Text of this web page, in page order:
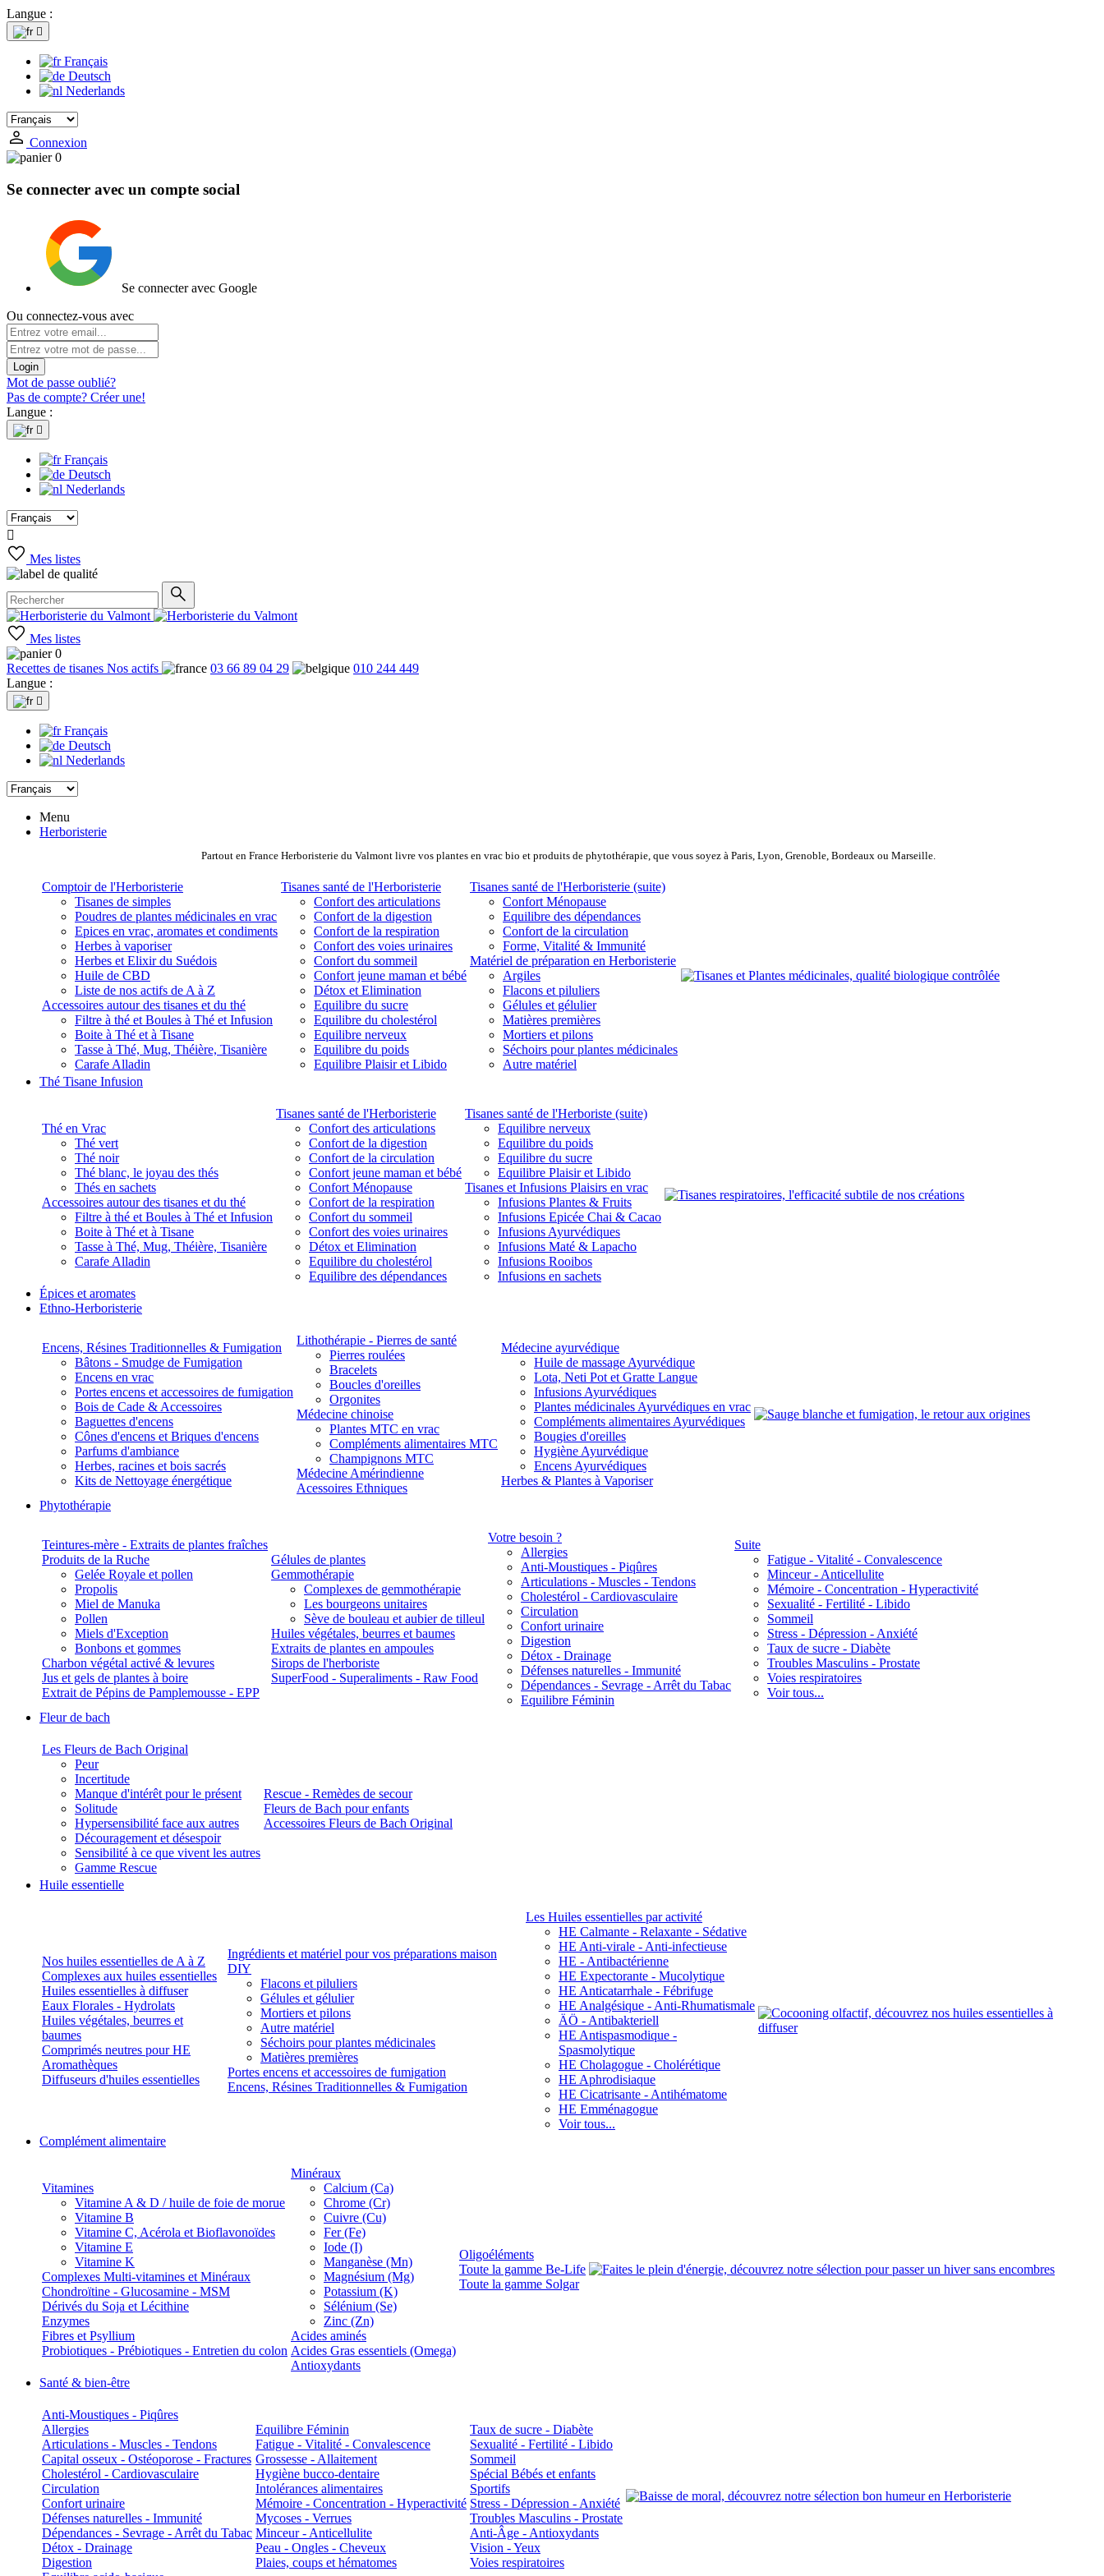
Langue :

Français
Deutsch
Nederlands
Connexion
0
Se connecter avec un compte social
Se connecter avec Google
Ou connectez-vous avec
Login
Mot de passe oublié?
Pas de compte? Créer une!
Langue :

Français
Deutsch
Nederlands

Mes listes
Mes listes
0
Recettes de tisanes Nos actifs 03 66 89 04 29
010 244 449
Langue :

Français
Deutsch
Nederlands
Menu
Herboristerie
Partout en France Herboristerie du Valmont livre vos plantes en vrac bio et produits de phytothérapie, que vous soyez à Paris, Lyon, Grenoble, Bordeaux ou Marseille.
Comptoir de l'Herboristerie
Tisanes de simples
Poudres de plantes médicinales en vrac
Epices en vrac, aromates et condiments
Herbes à vaporiser
Herbes et Elixir du Suédois
Huile de CBD
Liste de nos actifs de A à Z
Accessoires autour des tisanes et du thé
Filtre à thé et Boules à Thé et Infusion
Boite à Thé et à Tisane
Tasse à Thé, Mug, Théière, Tisanière
Carafe Alladin
Tisanes santé de l'Herboristerie
Confort des articulations
Confort de la digestion
Confort de la respiration
Confort des voies urinaires
Confort du sommeil
Confort jeune maman et bébé
Détox et Elimination
Equilibre du sucre
Equilibre du cholestérol
Equilibre nerveux
Equilibre du poids
Equilibre Plaisir et Libido
Tisanes santé de l'Herboristerie (suite)
Confort Ménopause
Equilibre des dépendances
Confort de la circulation
Forme, Vitalité & Immunité
Matériel de préparation en Herboristerie
Argiles
Flacons et piluliers
Gélules et gélulier
Matières premières
Mortiers et pilons
Séchoirs pour plantes médicinales
Autre matériel
Thé Tisane Infusion
Thé en Vrac
Thé vert
Thé noir
Thé blanc, le joyau des thés
Thés en sachets
Accessoires autour des tisanes et du thé
Filtre à thé et Boules à Thé et Infusion
Boite à Thé et à Tisane
Tasse à Thé, Mug, Théière, Tisanière
Carafe Alladin
Tisanes santé de l'Herboristerie
Confort des articulations
Confort de la digestion
Confort de la circulation
Confort jeune maman et bébé
Confort Ménopause
Confort de la respiration
Confort du sommeil
Confort des voies urinaires
Détox et Elimination
Equilibre du cholestérol
Equilibre des dépendances
Tisanes santé de l'Herboriste (suite)
Equilibre nerveux
Equilibre du poids
Equilibre du sucre
Equilibre Plaisir et Libido
Tisanes et Infusions Plaisirs en vrac
Infusions Plantes & Fruits
Infusions Epicée Chai & Cacao
Infusions Ayurvédiques
Infusions Maté & Lapacho
Infusions Rooibos
Infusions en sachets
Épices et aromates
Ethno-Herboristerie
Encens, Résines Traditionnelles & Fumigation
Bâtons - Smudge de Fumigation
Encens en vrac
Portes encens et accessoires de fumigation
Bois de Cade & Accessoires
Baguettes d'encens
Cônes d'encens et Briques d'encens
Parfums d'ambiance
Herbes, racines et bois sacrés
Kits de Nettoyage énergétique
Lithothérapie - Pierres de santé
Pierres roulées
Bracelets
Boucles d'oreilles
Orgonites
Médecine chinoise
Plantes MTC en vrac
Compléments alimentaires MTC
Champignons MTC
Médecine Amérindienne
Acessoires Ethniques
Médecine ayurvédique
Huile de massage Ayurvédique
Lota, Neti Pot et Gratte Langue
Infusions Ayurvédiques
Plantes médicinales Ayurvédiques en vrac
Compléments alimentaires Ayurvédiques
Bougies d'oreilles
Hygiène Ayurvédique
Encens Ayurvédiques
Herbes & Plantes à Vaporiser
Phytothérapie
Teintures-mère - Extraits de plantes fraîches
Produits de la Ruche
Gelée Royale et pollen
Propolis
Miel de Manuka
Pollen
Miels d'Exception
Bonbons et gommes
Charbon végétal activé & levures
Jus et gels de plantes à boire
Extrait de Pépins de Pamplemousse - EPP
Gélules de plantes
Gemmothérapie
Complexes de gemmothérapie
Les bourgeons unitaires
Sève de bouleau et aubier de tilleul
Huiles végétales, beurres et baumes
Extraits de plantes en ampoules
Sirops de l'herboriste
SuperFood - Superaliments - Raw Food
Votre besoin ?
Allergies
Anti-Moustiques - Piqûres
Articulations - Muscles - Tendons
Cholestérol - Cardiovasculaire
Circulation
Confort urinaire
Digestion
Détox - Drainage
Défenses naturelles - Immunité
Dépendances - Sevrage - Arrêt du Tabac
Equilibre Féminin
Suite
Fatigue - Vitalité - Convalescence
Minceur - Anticellulite
Mémoire - Concentration - Hyperactivité
Sexualité - Fertilité - Libido
Sommeil
Stress - Dépression - Anxiété
Taux de sucre - Diabète
Troubles Masculins - Prostate
Voies respiratoires
Voir tous...
Fleur de bach
Les Fleurs de Bach Original
Peur
Incertitude
Manque d'intérêt pour le présent
Solitude
Hypersensibilité face aux autres
Découragement et désespoir
Sensibilité à ce que vivent les autres
Gamme Rescue
Rescue - Remèdes de secour
Fleurs de Bach pour enfants
Accessoires Fleurs de Bach Original
Huile essentielle
Nos huiles essentielles de A à Z
Complexes aux huiles essentielles
Huiles essentielles à diffuser
Eaux Florales - Hydrolats
Huiles végétales, beurres et
baumes
Comprimés neutres pour HE
Aromathèques
Diffuseurs d'huiles essentielles
Ingrédients et matériel pour vos préparations maison
DIY
Flacons et piluliers
Gélules et gélulier
Mortiers et pilons
Autre matériel
Séchoirs pour plantes médicinales
Matières premières
Portes encens et accessoires de fumigation
Encens, Résines Traditionnelles & Fumigation
Les Huiles essentielles par activité
HE Calmante - Relaxante - Sédative
HE Anti-virale - Anti-infectieuse
HE - Antibactérienne
HE Expectorante - Mucolytique
HE Anticatarrhale - Fébrifuge
HE Analgésique - Anti-Rhumatismale
ÄÖ - Antibakteriell
HE Antispasmodique -
Spasmolytique
HE Cholagogue - Cholérétique
HE Aphrodisiaque
HE Cicatrisante - Antihématome
HE Emménagogue
Voir tous...
Complément alimentaire
Vitamines
Vitamine A & D / huile de foie de morue
Vitamine B
Vitamine C, Acérola et Bioflavonoïdes
Vitamine E
Vitamine K
Complexes Multi-vitamines et Minéraux
Chondroïtine - Glucosamine - MSM
Dérivés du Soja et Lécithine
Enzymes
Fibres et Psyllium
Probiotiques - Prébiotiques - Entretien du colon
Minéraux
Calcium (Ca)
Chrome (Cr)
Cuivre (Cu)
Fer (Fe)
Iode (I)
Manganèse (Mn)
Magnésium (Mg)
Potassium (K)
Sélénium (Se)
Zinc (Zn)
Acides aminés
Acides Gras essentiels (Omega)
Antioxydants
Oligoéléments
Toute la gamme Be-Life
Toute la gamme Solgar
Santé & bien-être
Anti-Moustiques - Piqûres
Allergies
Articulations - Muscles - Tendons
Capital osseux - Ostéoporose - Fractures
Cholestérol - Cardiovasculaire
Circulation
Confort urinaire
Défenses naturelles - Immunité
Dépendances - Sevrage - Arrêt du Tabac
Détox - Drainage
Digestion
Equilibre Féminin
Fatigue - Vitalité - Convalescence
Grossesse - Allaitement
Hygiène bucco-dentaire
Intolérances alimentaires
Mémoire - Concentration - Hyperactivité
Mycoses - Verrues
Minceur - Anticellulite
Peau - Ongles - Cheveux
Plaies, coups et hématomes
Taux de sucre - Diabète
Sexualité - Fertilité - Libido
Sommeil
Spécial Bébés et enfants
Sportifs
Stress - Dépression - Anxiété
Troubles Masculins - Prostate
Anti-Âge - Antioxydants
Vision - Yeux
Voies respiratoires